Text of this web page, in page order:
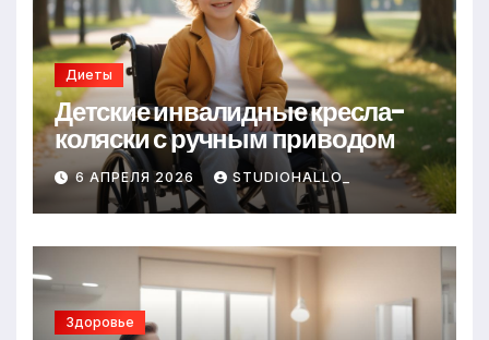
Диеты
Детские инвалидные кресла-
коляски с ручным приводом
6 АПРЕЛЯ 2026 STUDIOHALLO_
Здоровье